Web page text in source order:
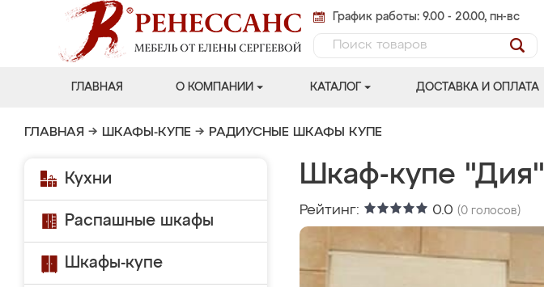
График работы: 9.00 - 20.00, пн-вс
ГЛАВНАЯ О КОМПАНИИ КАТАЛОГ ДОСТАВКА И ОПЛАТА
ГЛАВНАЯ → ШКАФЫ-КУПЕ → РАДИУСНЫЕ ШКАФЫ КУПЕ
Кухни
Распашные шкафы
Шкафы-купе
Шкаф-купе "Дия"
Рейтинг: 0.0 (0 голосов)